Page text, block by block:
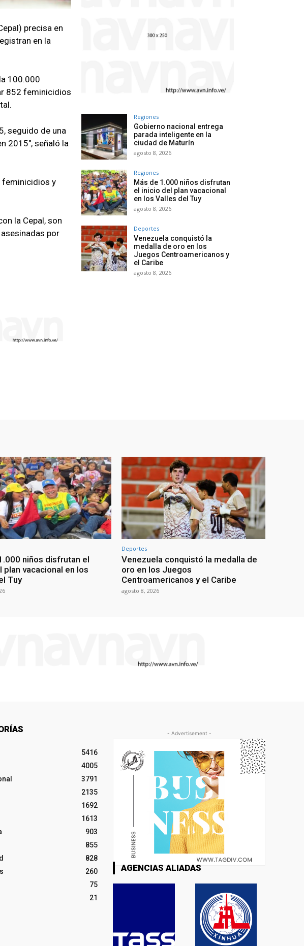
precisa en
en la
100.000
852 feminicidios
seguido de una
2015", señaló la
feminicidios y
la Cepal, son
por
Regiones
Gobierno nacional entrega
parada inteligente en la
ciudad de Maturín
agosto 8, 2026
Regiones
Más de 1.000 niños disfrutan
el inicio del plan vacacional
en los Valles del Tuy
agosto 8, 2026
Deportes
Venezuela conquistó la
medalla de oro en los
Juegos Centroamericanos y
el Caribe
agosto 8, 2026
niños disfrutan el
plan vacacional en los
Tuy
Deportes
Venezuela conquistó la medalla de
oro en los Juegos
Centroamericanos y el Caribe
agosto 8, 2026
5416
4005
3791
2135
1692
1613
903
855
828
260
75
21
- Advertisement -
AGENCIAS ALIADAS